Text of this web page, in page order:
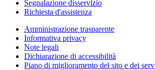
Segnalazione disservizio
Richiesta d'assistenza
Amministrazione trasparente
Informativa privacy
Note legali
Dichiarazione di accessibilità
Piano di miglioramento del sito e dei